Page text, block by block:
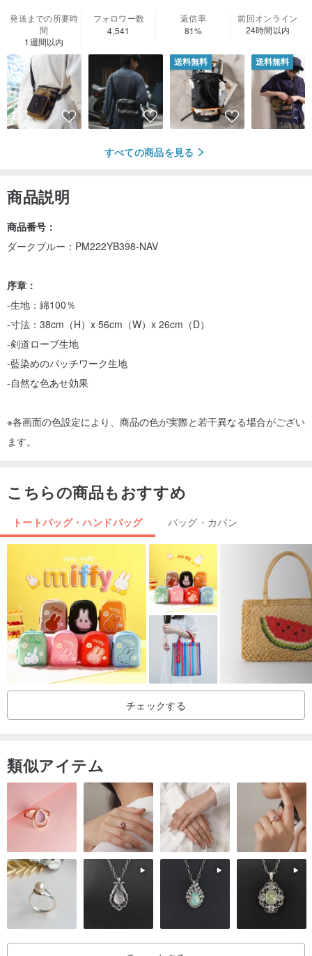
発送までの所要時
間
1週間以内
フォロワー数
4,541
返信率
81%
前回オンライン
24時間以内
送料無料 送料無料
すべての商品を見る
商品説明
商品番号：
ダークブルー：PM222YB398-NAV
序章：
-生地：綿100％
-寸法：38cm（H）x 56cm（W）x 26cm（D）
-剣道ローブ生地
-藍染めのパッチワーク生地
-自然な色あせ効果
※各画面の色設定により、商品の色が実際と若干異なる場合がござい
ます。
こちらの商品もおすすめ
トートバッグ・ハンドバッグ バッグ・カバン
チェックする
類似アイテム